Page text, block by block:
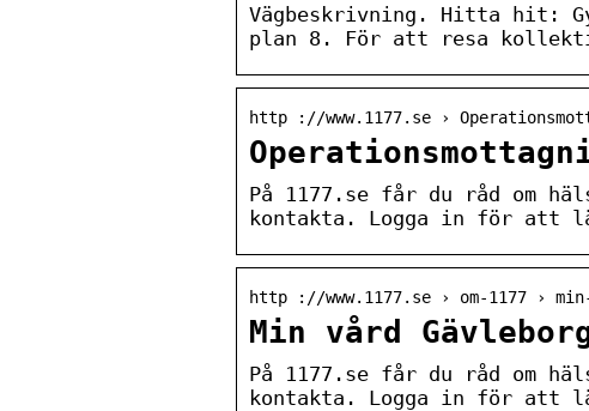
Vägbeskrivning. Hitta hit:
plan 8. För att resa
http ://www.1177.se ›
På 1177.se får du råd om
kontakta. Logga in för att
http ://www.1177.se › om-1177 ›
Min vård
På 1177.se får du råd om
kontakta. Logga in för att